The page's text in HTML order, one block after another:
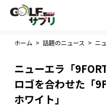
ホーム > 話題のニュース >
ニューエラ「
ロゴを合わせた「
ホワイト」